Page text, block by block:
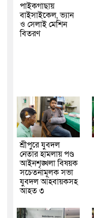
পাইকগাছায়
বাইসাইকেল, ভ্যান
ও সেলাই মেশিন
বিতরণ
শ্রীপুরে যুবদল
নেতার হামলায় পণ্ড
আইনশৃঙ্খলা বিষয়ক
সচেতনামূলক সভা
যুবদল আহবায়কসহ
আহত ৩